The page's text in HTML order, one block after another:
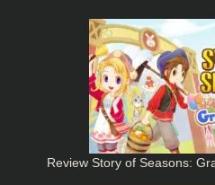
Review Story of Seasons: